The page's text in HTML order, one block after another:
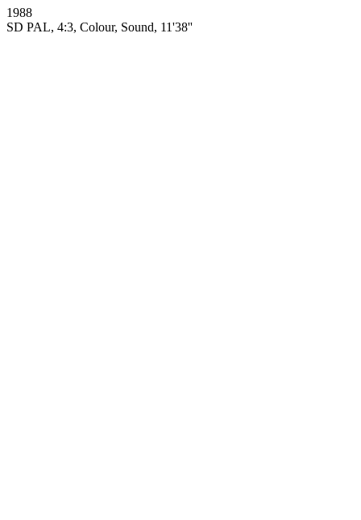
1988
SD PAL, 4:3, Colour, Sound, 11'38''